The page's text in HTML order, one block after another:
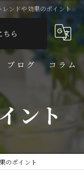
ンドや効果のポイント
ちら
ブログ コラム
ント
のポイント